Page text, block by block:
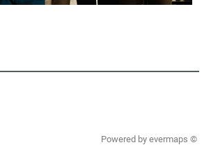
Powered by evermaps ©